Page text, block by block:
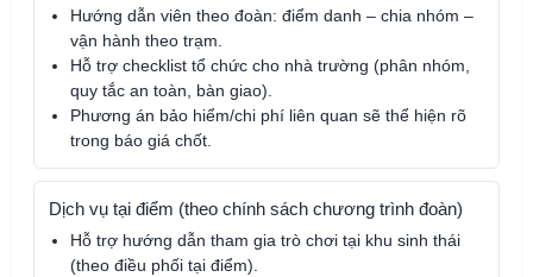
Hướng dẫn viên theo đoàn: điểm danh – chia nhóm –
vận hành theo trạm.
Hỗ trợ checklist tổ chức cho nhà trường (phân nhóm,
quy tắc an toàn, bàn giao).
Phương án bảo hiểm/chi phí liên quan sẽ thể hiện rõ
trong báo giá chốt.
Dịch vụ tại điểm (theo chính sách chương trình đoàn)
Hỗ trợ hướng dẫn tham gia trò chơi tại khu sinh thái
(theo điều phối tại điểm).